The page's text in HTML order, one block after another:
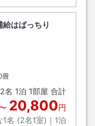
給はばっちり
畳
2名 1泊 1部屋 合計
20,800円
1名 (2名1室)｜ 1泊